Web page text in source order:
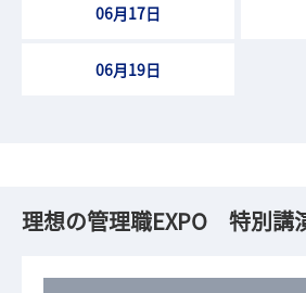
06月17日
06月19日
理想の管理職EXPO 特別講